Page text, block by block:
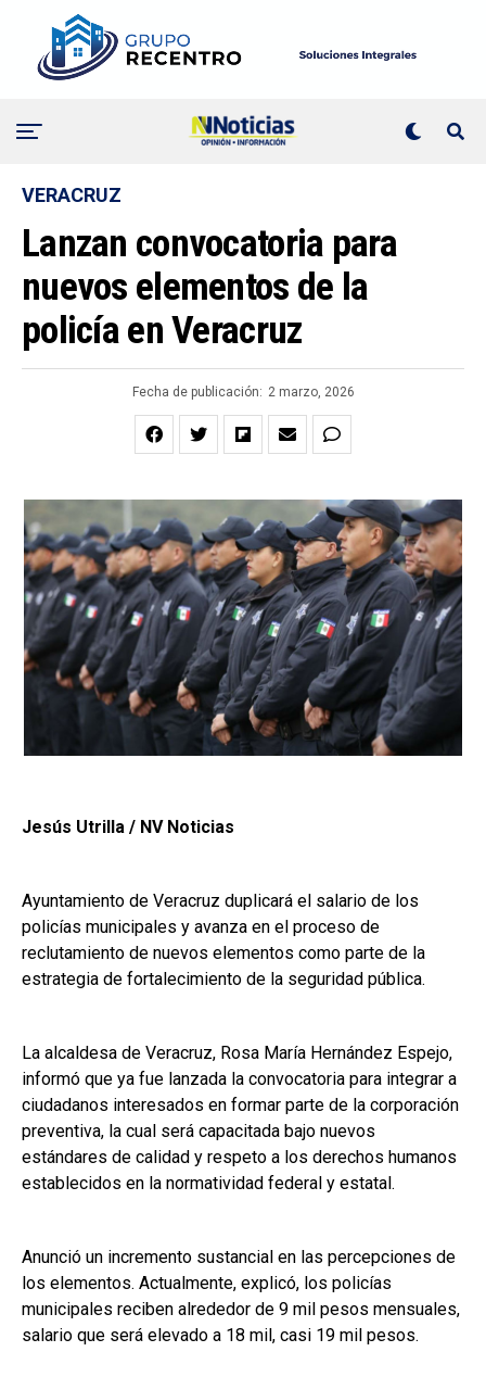
VERACRUZ
Lanzan convocatoria para
nuevos elementos de la
policía en Veracruz
Fecha de publicación: 2 marzo, 2026
Jesús Utrilla / NV Noticias
Ayuntamiento de Veracruz duplicará el salario de los
policías municipales y avanza en el proceso de
reclutamiento de nuevos elementos como parte de la
estrategia de fortalecimiento de la seguridad pública.
La alcaldesa de Veracruz, Rosa María Hernández Espejo,
informó que ya fue lanzada la convocatoria para integrar a
ciudadanos interesados en formar parte de la corporación
preventiva, la cual será capacitada bajo nuevos
estándares de calidad y respeto a los derechos humanos
establecidos en la normatividad federal y estatal.
Anunció un incremento sustancial en las percepciones de
los elementos. Actualmente, explicó, los policías
municipales reciben alrededor de 9 mil pesos mensuales,
salario que será elevado a 18 mil, casi 19 mil pesos.